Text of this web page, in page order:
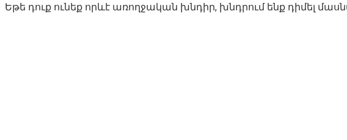
Եթե դուք ունեք որևէ առողջական խնդիր, խնդրում ենք դիմել